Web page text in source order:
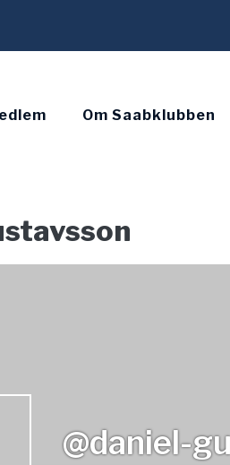
Om Saabklubben
@daniel-